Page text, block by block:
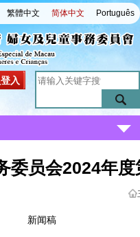
Português
简体中文
繁體中文
入
委员会2024年
新闻稿